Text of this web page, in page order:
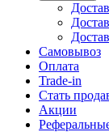
Самовывоз
Оплата
Trade-in
Стать
Акции